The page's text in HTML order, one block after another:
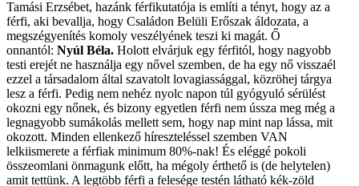
Tamási Erzsébet, hazánk férfikutatója is említi a tényt, hogy az a
férfi, aki bevallja, hogy Családon Belüli Erőszak áldozata, a
megszégyenítés komoly veszélyének teszi ki magát. Ő
onnantól: Nyúl Béla. Holott elvárjuk egy férfitól, hogy nagyobb
testi erejét ne használja egy nővel szemben, de ha egy nő visszaél
ezzel a társadalom által szavatolt lovagiassággal, közröhej tárgya
lesz a férfi. Pedig nem nehéz nyolc napon túl gyógyuló sérülést
okozni egy nőnek, és bizony egyetlen férfi nem ússza meg még a
legnagyobb sumákolás mellett sem, hogy nap mint nap lássa, mit
okozott. Minden ellenkező híreszteléssel szemben VAN
lelkiismerete a férfiak minimum 80%-nak! És eléggé pokoli
összeomlani önmagunk előtt, ha mégoly érthető is (de helytelen)
amit tettünk. A legtöbb férfi a felesége testén látható kék-zöld